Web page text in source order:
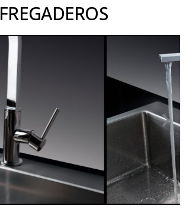
FREGADEROS